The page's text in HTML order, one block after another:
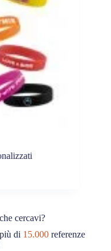
cercavi?
di 15.000referenze